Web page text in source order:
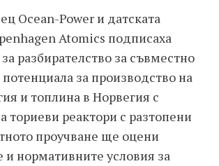
Ocean-Power и датската
Atomics подписаха
разбирателство за съвместно
за производство на
и топлина в Норвегия с
ториеви реактори с разтопени
проучване ще оцени
и нормативните условия за